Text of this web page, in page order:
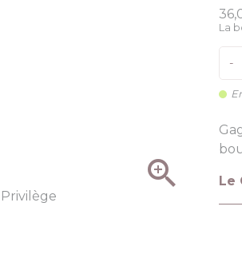

La
-
Le